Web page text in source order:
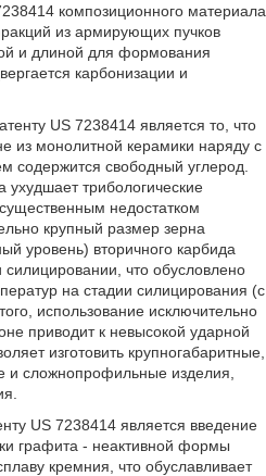
композиционного материала
из армирующих пучков
и длиной для формования
карбонизации и
US 7238414 является то, что
из монолитной керамики наряду с
содержится свободный углерод.
ухудшает трибологические
недостатком
крупный размер зерна
уровень) вторичного карбида
что обусловлено
на стадии силицирования (с
использование исключительно
приводит к невысокой ударной
изготовить крупногабаритные,
и сложнопрофильные изделия,
US 7238414 является введение
графита - неактивной формы
кремния, что обуславливает